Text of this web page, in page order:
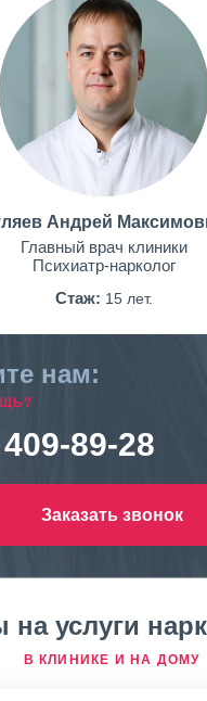
Андрей
Главный врач клиники
Психиатр-нарколог
Стаж: 15 лет.
нам:
89-28
Заказать звонок
на услуги
В КЛИНИКЕ И НА ДОМУ